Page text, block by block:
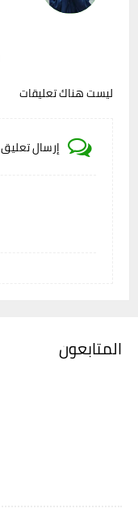
ليست هناك تعليقات
إرسال تعليق
المتابعون